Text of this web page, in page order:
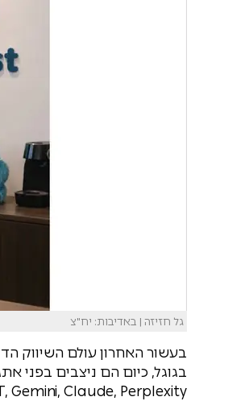
גל חזיזה | באדיבות: יח"צ
בעשור האחרון עולם השיווק
בגוגל, כיום הם ניצבים בפני